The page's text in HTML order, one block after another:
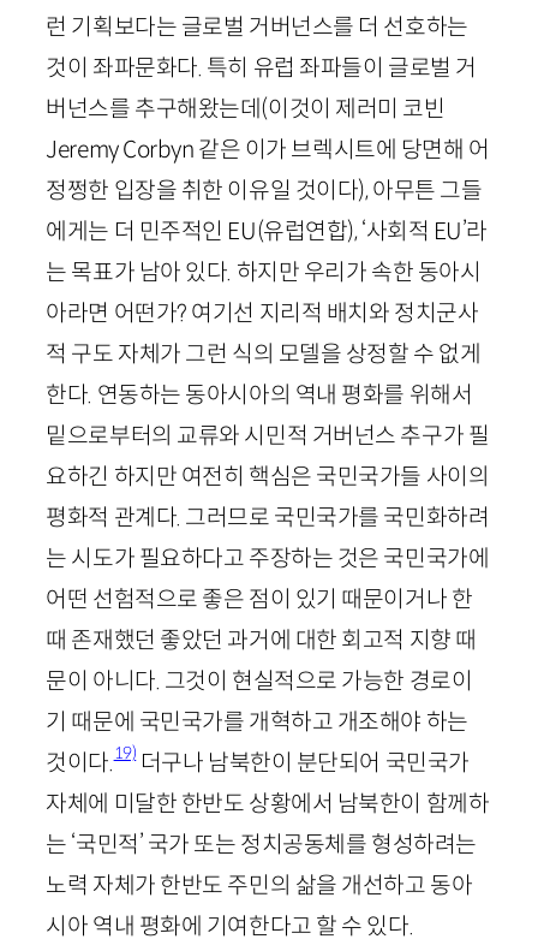
런 기획보다는 글로벌 거버넌스를 더 선호하는
것이 좌파문화다. 특히 유럽 좌파들이 글로벌 거
버넌스를 추구해왔는데(이것이 제러미 코빈
JeremyCorbyn 같은 이가 브렉시트에 당면해 어
정쩡한 입장을 취한 이유일 것이다), 아무튼 그들
에게는 더 민주적인 EU(유럽연합), ‘사회적 EU’라
는 목표가 남아 있다. 하지만 우리가 속한 동아시
아라면 어떤가? 여기선 지리적 배치와 정치군사
적 구도 자체가 그런 식의 모델을 상정할 수 없게
한다. 연동하는 동아시아의 역내 평화를 위해서
밑으로부터의 교류와 시민적 거버넌스 추구가 필
요하긴 하지만 여전히 핵심은 국민국가들 사이의
평화적 관계다. 그러므로 국민국가를 국민화하려
는 시도가 필요하다고 주장하는 것은 국민국가에
어떤 선험적으로 좋은 점이 있기 때문이거나 한
때 존재했던 좋았던 과거에 대한 회고적 지향 때
문이 아니다. 그것이 현실적으로 가능한 경로이
기 때문에 국민국가를 개혁하고 개조해야 하는
것이다.19)더구나 남북한이 분단되어 국민국가
자체에 미달한 한반도 상황에서 남북한이 함께하
는 ‘국민적’ 국가 또는 정치공동체를 형성하려는
노력 자체가 한반도 주민의 삶을 개선하고 동아
시아 역내 평화에 기여한다고 할 수 있다.